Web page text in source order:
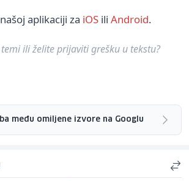
aplikaciji za iOS ili Android.
ili želite prijaviti grešku u tekstu?
među omiljene izvore na Googlu